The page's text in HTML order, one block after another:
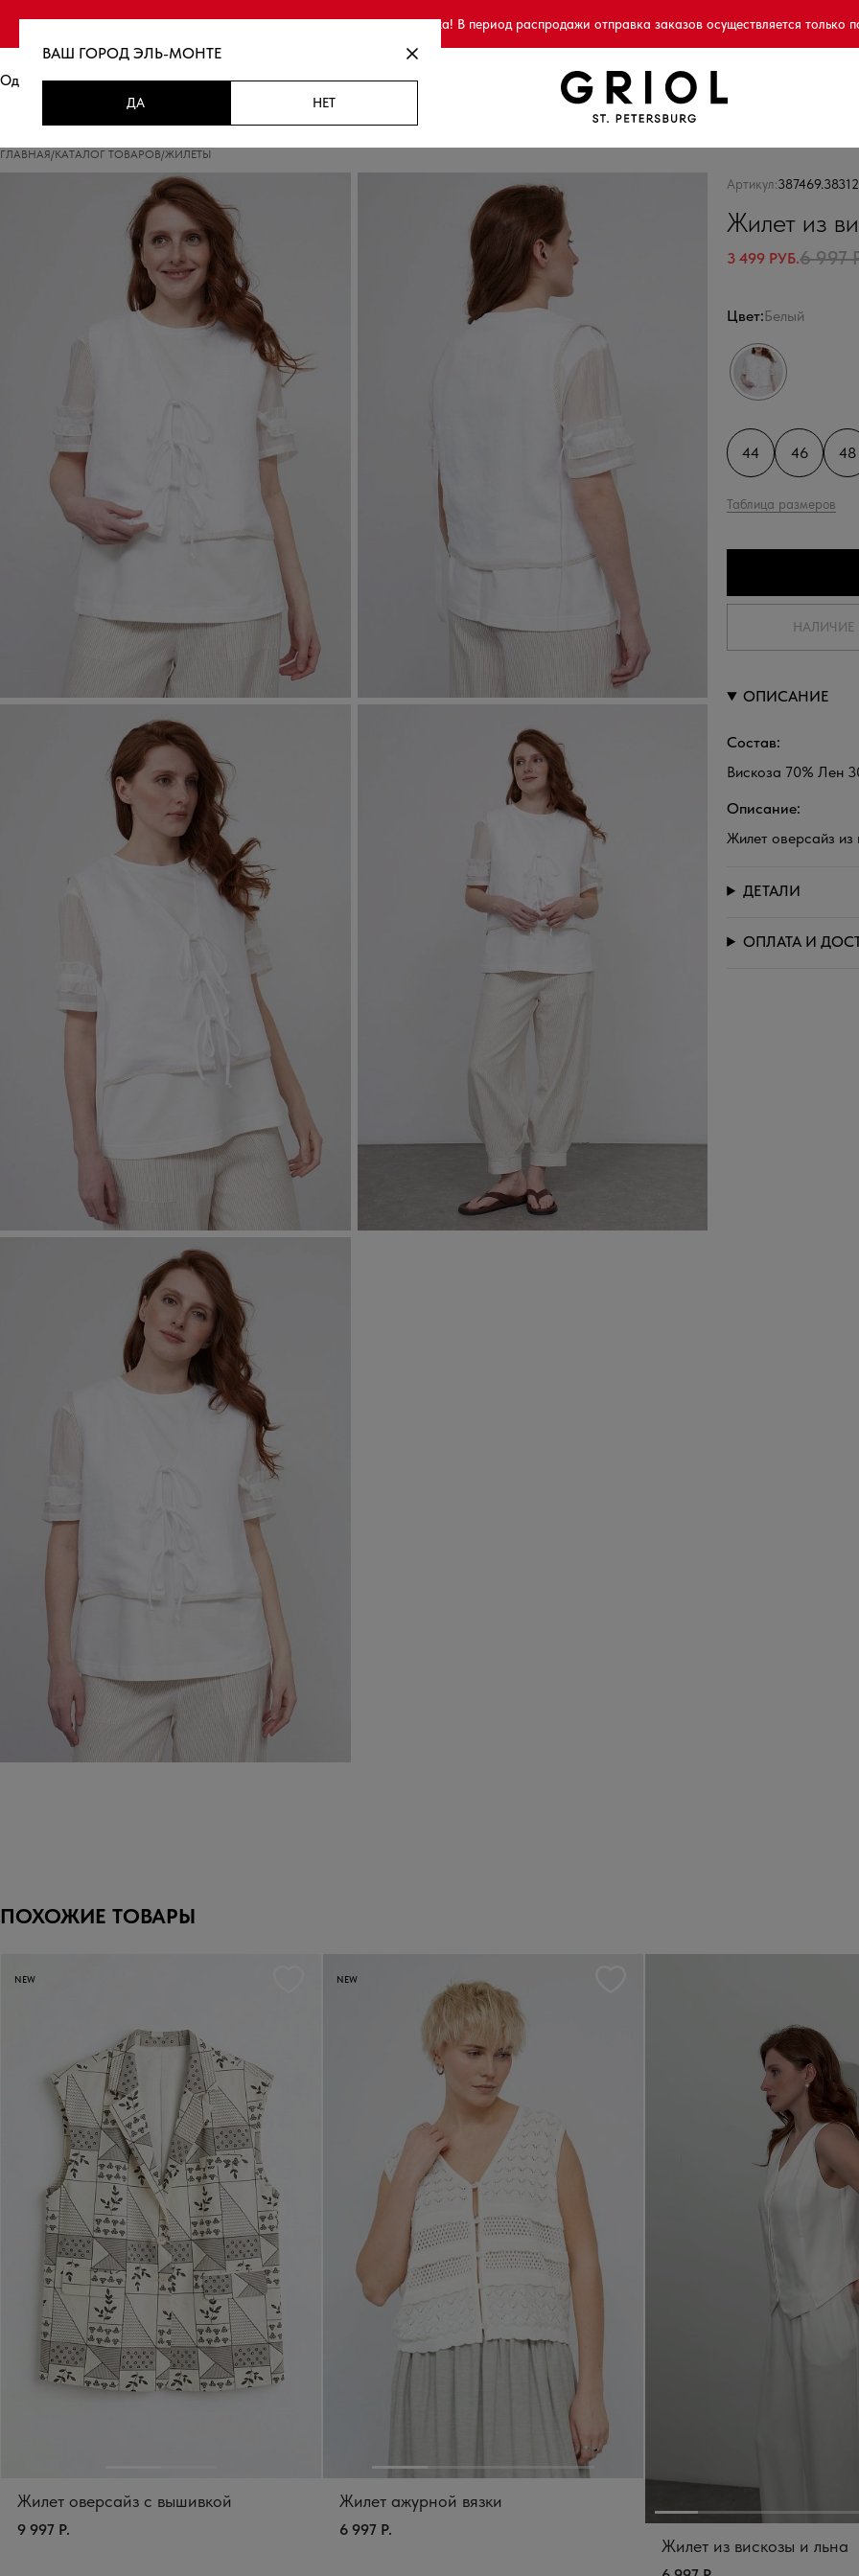
Финальная распродажа! В период распродажи отправка заказов осуществляется только
Одежда Новинки Распродажа
ГЛАВНАЯ/КАТАЛОГ ТОВАРОВ/ЖИЛЕТЫ
Артикул:
Жилет из
3 499 РУБ.6 997
Цвет:Белый
44 46 48
Таблица размеров
НАЛИЧИЕ
ОПИСАНИЕ
Состав:
Вискоза 70% Лен
Описание:
Жилет оверсайз из
ДЕТАЛИ
ОПЛАТА И
ПОХОЖИЕ ТОВАРЫ
NEW
Жилет оверсайз с вышивкой
9 997 Р.
NEW
Жилет ажурной вязки
6 997 Р.
Жилет из вискозы и льна
ВАШ ГОРОД ЭЛЬ-МОНТЕ
ДА НЕТ